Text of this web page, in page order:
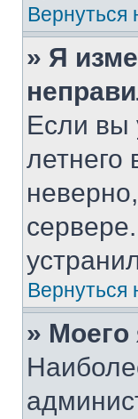
Вернуться
» Я
Если вы
летнего
Вернуться
» Моего